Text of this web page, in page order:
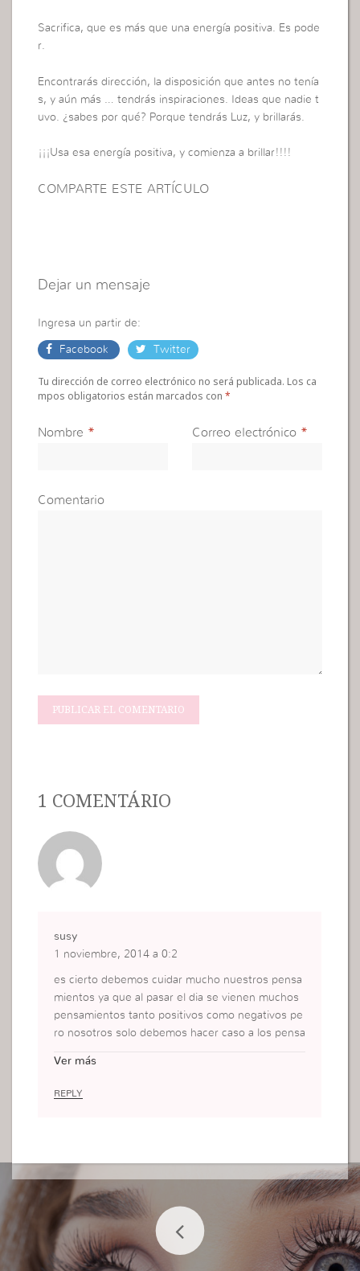
Sacrifica, que es más que una energía positiva. Es pode
r.
Encontrarás dirección, la disposición que antes no tenía
s, y aún más … tendrás inspiraciones. Ideas que nadie t
uvo. ¿sabes por qué? Porque tendrás Luz, y brillarás.
¡¡¡Usa esa energía positiva, y comienza a brillar!!!!
COMPARTE ESTE ARTÍCULO
Dejar un mensaje
Ingresa un partir de:
Facebook Twitter
Tu dirección de correo electrónico no será publicada. Los ca
mpos obligatorios están marcados con*
Nombre * Correo electrónico *
Comentario
1 COMENTÁRIO
susy
1 noviembre, 2014 a 0:2
es cierto debemos cuidar mucho nuestros pensa
mientos ya que al pasar el dia se vienen muchos
pensamientos tanto positivos como negativos pe
ro nosotros solo debemos hacer caso a los pensa
Ver más
REPLY